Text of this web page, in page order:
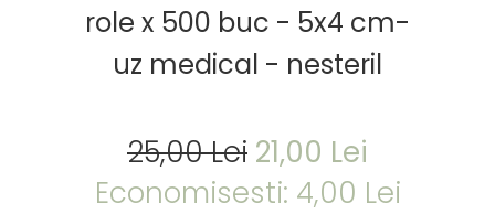
role x 500 buc - 5x4 cm-
uz medical - nesteril
25,00 Lei 21,00 Lei
Economisesti: 4,00 Lei